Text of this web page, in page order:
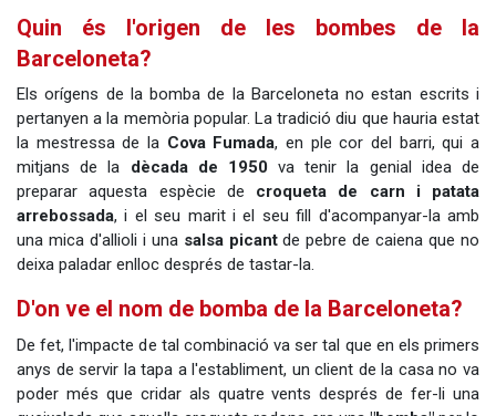
Quin és l'origen de les bombes de la
Barceloneta?
Els orígens de la bomba de la Barceloneta no estan escrits i
pertanyen a la memòria popular. La tradició diu que hauria estat
la mestressa de la Cova Fumada, en ple cor del barri, qui a
mitjans de la dècada de 1950va tenir la genial idea de
preparar aquesta espècie de croqueta de carn i patata
arrebossada, i el seu marit i el seu fill d'acompanyar-la amb
una mica d'allioli i una salsa picantde pebre de caiena que no
deixa paladar enlloc després de tastar-la.
D'on ve el nom de bomba de la Barceloneta?
De fet, l'impacte de tal combinació va ser tal que en els primers
anys de servir la tapa a l'establiment, un client de la casa no va
poder més que cridar als quatre vents després de fer-li una